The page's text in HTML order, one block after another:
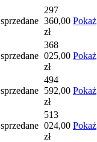
sprzedane
297
360,00
zł
Pokaż
sprzedane
368
025,00
zł
Pokaż
sprzedane
494
592,00
zł
Pokaż
sprzedane
513
024,00
zł
Pokaż